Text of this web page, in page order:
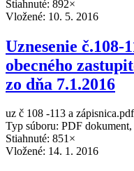
Stiahnuté: 892×
Vložené: 10. 5. 2016
Uznesenie č.108-
obecného
zo dňa 7.1.2016
uz č 108 -113 a zápisnica.pdf
Typ súboru: PDF
Stiahnuté: 851×
Vložené: 14. 1. 2016